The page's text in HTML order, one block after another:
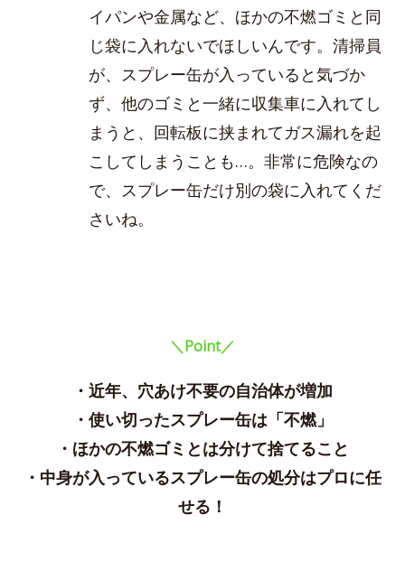
イパンや金属など、ほかの不燃ゴミと同
じ袋に入れないでほしいんです。清掃員
が、スプレー缶が入っていると気づか
ず、他のゴミと一緒に収集車に入れてし
まうと、回転板に挟まれてガス漏れを起
こしてしまうことも…。非常に危険なの
で、スプレー缶だけ別の袋に入れてくだ
さいね。
＼Point／
・近年、穴あけ不要の自治体が増加
・使い切ったスプレー缶は「不燃」
・ほかの不燃ゴミとは分けて捨てること
・中身が入っているスプレー缶の処分はプロに任
せる！